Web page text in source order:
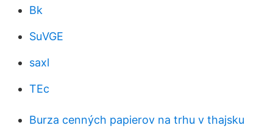
Bk
SuVGE
saxl
TEc
Burza cenných papierov na trhu v thajsku